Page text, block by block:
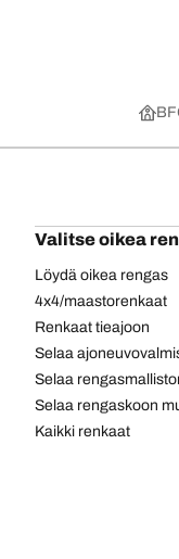
Valitse oikea
Löydä oikea rengas
4x4/maastorenkaat
Renkaat tieajoon
Selaa
Selaa
Selaa rengaskoon
Kaikki renkaat